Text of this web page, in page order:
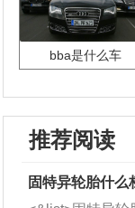
bba是什么车
推荐阅读
固特异轮胎什么